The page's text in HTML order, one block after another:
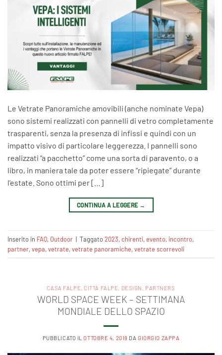
Le Vetrate Panoramiche amovibili (anche nominate Vepa)
sono sistemi realizzati con pannelli di vetro completamente
trasparenti, senza la presenza di infissi e quindi con un
impatto visivo di particolare leggerezza. I pannelli sono
realizzati “a pacchetto” come una sorta di paravento, o a
libro, in maniera tale da poter essere “ripiegate” durante
l’estate. Sono ottimi per […]
CONTINUA A LEGGERE →
Inserito in FAQ, Outdoor | Taggato2023,chirenti,evento, incontro,
partner,vepa,vetrate,vetrate panoramiche,vetrate scorrevoli
CASA FALPE, CITTÀ FALPE, DESIGN , PARTNERS
WORLD SPACE WEEK – SETTIMANA
MONDIALE DELLO SPAZIO
PUBBLICATO ILOTTOBRE 4, 2019 DAGIORGIO ZAPPA